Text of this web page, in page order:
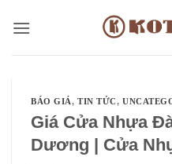
qua
BÁO GIÁ,TIN TỨC,
Giá Cửa Nhựa
Dương | Cửa